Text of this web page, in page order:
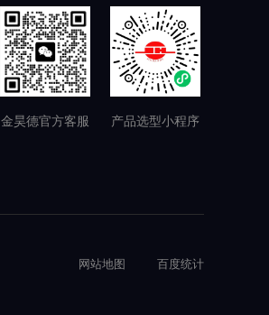
金昊德官方客服 产品选型小程序
网站地图 百度统计